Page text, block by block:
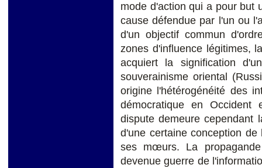
mode d'action qui a pour but
cause défendue par l'un ou
d'un objectif commun
zones d'influence légitimes,
acquiert la signification
souverainisme oriental
origine l'hétérogénéité des
démocratique en Occident
dispute demeure cependant
d'une certaine conception
ses mœurs. La
devenue guerre de